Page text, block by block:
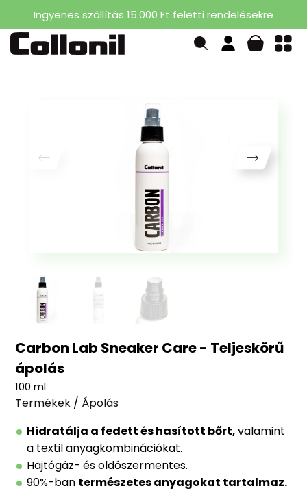
Ingyenes szállítás 15.000 Ft feletti rendelésekre
Carbon Lab Sneaker Care - Teljeskörű
ápolás
100 ml
Termékek / Ápolás
Hidratálja a fedett és hasított bőrt,valamint
a textil anyagkombinációkat.
Hajtógáz- és oldószermentes.
90%-ban természetes anyagokat tartalmaz.